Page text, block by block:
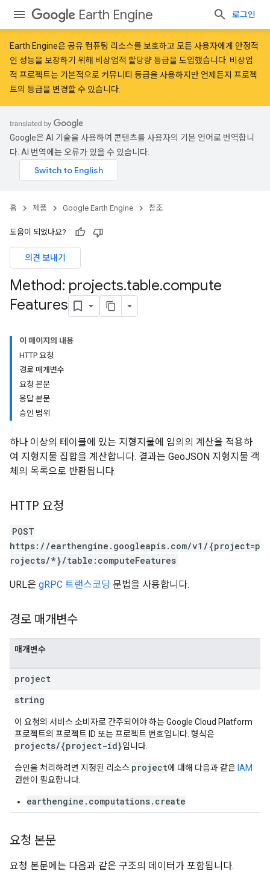
Earth Engine 로그인
Earth Engine은 공유 컴퓨팅 리소스를 보호하고 모든 사용자에게 안정적
인 성능을 보장하기 위해 비상업적 할당량 등급을 도입했습니다. 비상업
적 프로젝트는 기본적으로 커뮤니티 등급을 사용하지만 언제든지 프로젝
트의 등급을 변경할 수 있습니다.
Google은 AI 기술을 사용하여 콘텐츠를 사용자의 기본 언어로 번역합니
다. AI 번역에는 오류가 있을 수 있습니다.
홈 제품 Google Earth Engine 참조
도움이 되었나요?
의견 보내기
Method: projects.table.compute
Features
이 페이지의 내용
HTTP 요청
경로 매개변수
요청 본문
응답 본문
승인 범위
하나 이상의 테이블에 있는 지형지물에 임의의 계산을 적용하
여 지형지물 집합을 계산합니다. 결과는 GeoJSON 지형지물 객
체의 목록으로 반환됩니다.
HTTP 요청
POST
https://earthengine.googleapis.com/v1/{project=p
rojects/*}/table:computeFeatures
URL은 gRPC 트랜스코딩 문법을 사용합니다.
경로 매개변수
매개변수
project
string
이 요청의 서비스 소비자로 간주되어야 하는 Google Cloud Platform
프로젝트의 프로젝트 ID 또는 프로젝트 번호입니다. 형식은
projects/{project-id}입니다.
승인을 처리하려면 지정된 리소스 project에 대해 다음과 같은 IAM
권한이 필요합니다.
earthengine.computations.create
요청 본문
요청 본문에는 다음과 같은 구조의 데이터가 포함됩니다.